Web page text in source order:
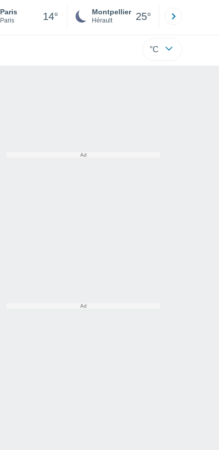
Paris
Paris 14° Montpellier
Hérault 25°
°C